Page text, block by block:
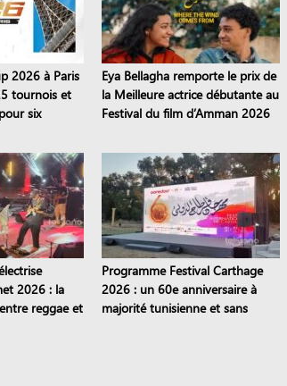
2026 à Paris
tournois et
six
Eya Bellagha remporte le prix de
la Meilleure actrice débutante au
Festival du film d’Amman 2026
2026 : la
reggae et
Programme Festival Carthage
2026 : un 60e anniversaire à
majorité tunisienne et sans